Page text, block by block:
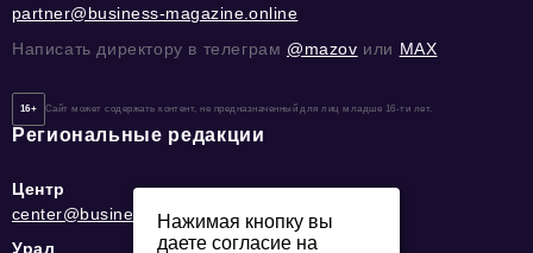
partner@business-magazine.online
Написать директору в телеграм @mazov или MAX
16+ Сайт может содержать контент, не предназначенный для лиц младше 16-ти лет.
Региональные редакции
Центр
center@business-magazine.online
Урал
Нажимая кнопку вы
даете согласие на